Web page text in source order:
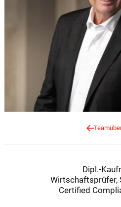
Dipl.-
Wirtschaftsprüfer,
Certified